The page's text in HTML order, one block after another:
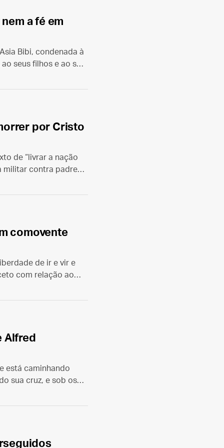
a fé em
Bibi, condenada à
seus filhos e ao seu
por Cristo
de “livrar a nação
militar contra padres,
del Río.
comovente
de ir e vir e
com relação ao
Alfred
está caminhando
sua cruz, e sob os